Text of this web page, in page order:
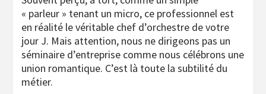
« parleur » tenant un micro, ce professionnel est
en réalité le véritable chef d’orchestre de votre
jour J. Mais attention, nous ne dirigeons pas un
séminaire d’entreprise comme nous célébrons une
union romantique. C’est là toute la subtilité du
métier.